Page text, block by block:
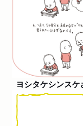
ヨシタケシンスケ